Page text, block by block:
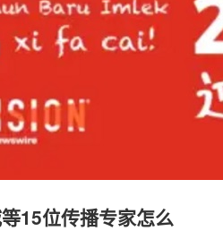
15位传播专家怎么